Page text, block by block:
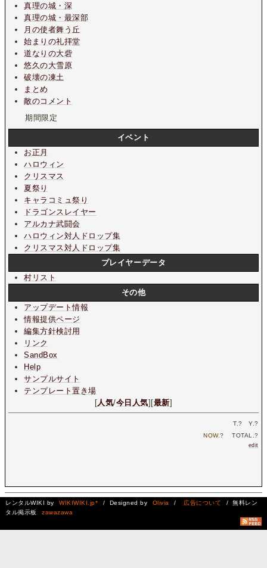
真理の城・深
真理の城・最深部
月の使者舞う丘
始まりの礼拝堂
道なりの大砦
悠久の大雪原
破壊の凍土
まとめ
敵のコメント
期間限定
イベント
お正月
ハロウィン
クリスマス
夏祭り
キャラコミュ祭り
ドラゴンスレイヤー
アルカナ武闘会
ハロウィン対人ドロップ集
クリスマス対人ドロップ集
プレイヤーデータ
村リスト
その他
アップデート情報
情報提供ページ
編集方針検討用
リンク
SandBox
Help
サンプルサイト
テンプレート置き場
[ 人気/今日人気][最新]
T.? Y.?
NOW.? TOTAL.?
edit
レンタルWIKI by WIKIWIKI.jp* / Designed by Olivia / 広告について
/ 無料レン
タル掲示板
zawazawa